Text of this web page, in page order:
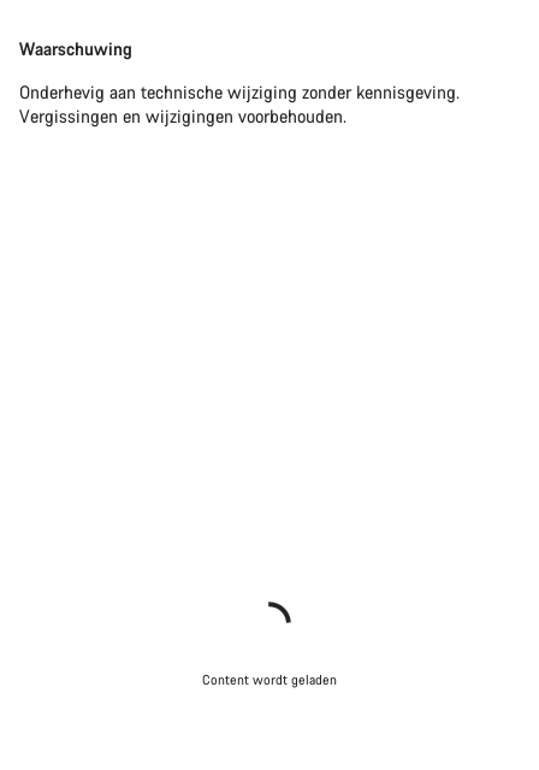
Waarschuwing
Onderhevig aan technische wijziging zonder kennisgeving.
Vergissingen en wijzigingen voorbehouden.
Content wordt geladen